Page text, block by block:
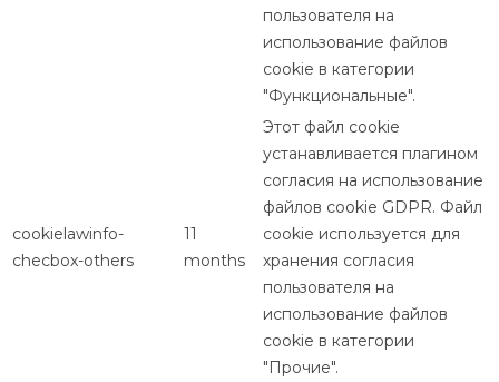
пользователя на
использование файлов
cookie в категории
"Функциональные".
cookielawinfo-
checbox-others
11
months
Этот файл cookie
устанавливается плагином
согласия на использование
файлов cookie GDPR. Файл
cookie используется для
хранения согласия
пользователя на
использование файлов
cookie в категории
"Прочие".